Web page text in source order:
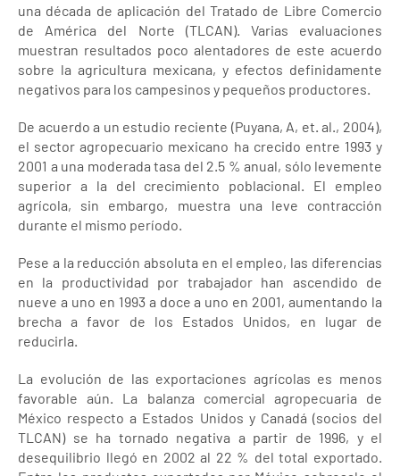
una década de aplicación del Tratado de Libre Comercio
de América del Norte (TLCAN). Varias evaluaciones
muestran resultados poco alentadores de este acuerdo
sobre la agricultura mexicana, y efectos definidamente
negativos para los campesinos y pequeños productores.
De acuerdo a un estudio reciente (Puyana, A, et. al., 2004),
el sector agropecuario mexicano ha crecido entre 1993 y
2001 a una moderada tasa del 2.5 % anual, sólo levemente
superior a la del crecimiento poblacional. El empleo
agrícola, sin embargo, muestra una leve contracción
durante el mismo período.
Pese a la reducción absoluta en el empleo, las diferencias
en la productividad por trabajador han ascendido de
nueve a uno en 1993 a doce a uno en 2001, aumentando la
brecha a favor de los Estados Unidos, en lugar de
reducirla.
La evolución de las exportaciones agrícolas es menos
favorable aún. La balanza comercial agropecuaria de
México respecto a Estados Unidos y Canadá (socios del
TLCAN) se ha tornado negativa a partir de 1996, y el
desequilibrio llegó en 2002 al 22 % del total exportado.